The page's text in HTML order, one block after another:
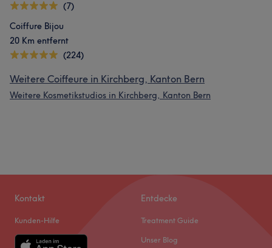
(7)
Coiffure Bijou
20 Km entfernt
(224)
Weitere Coiffeure in Kirchberg, Kanton Bern
Weitere Kosmetikstudios in Kirchberg, Kanton Bern
Kontakt
Kunden-Hilfe
Entdecke
Treatment Guide
Unser Blog